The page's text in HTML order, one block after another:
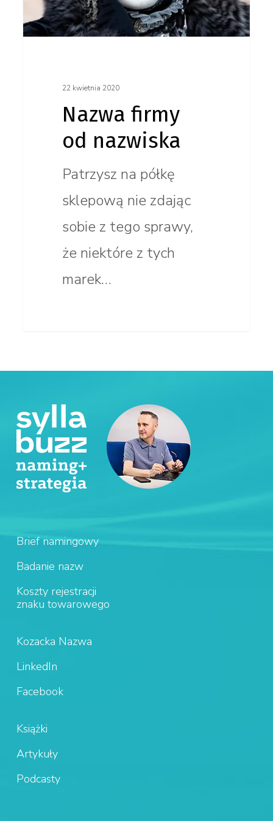
22 kwietnia 2020
Nazwa firmy
od nazwiska
Patrzysz na półkę
sklepową nie zdając
sobie z tego sprawy,
że niektóre z tych
marek…
Brief namingowy
Badanie nazw
Koszty rejestracji
znaku towarowego
Kozacka Nazwa
LinkedIn
Facebook
Książki
Artykuły
Podcasty